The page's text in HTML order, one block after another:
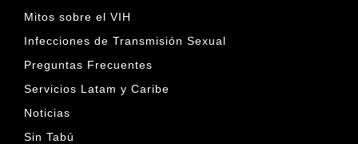
Mitos sobre el VIH
Infecciones de Transmisión Sexual
Preguntas Frecuentes
Servicios Latam y Caribe
Noticias
Sin Tabú